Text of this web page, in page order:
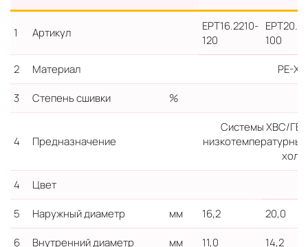
1 Артикул
EPТ16.2210-
120
100
2
Материал
PE-
3
Степень сшивки %
4 Предназначение
Системы ХВС/
4
Цвет
5
Наружный диаметр мм 16,2
20,0
6
Внутренний диаметр мм 11,0
14,2